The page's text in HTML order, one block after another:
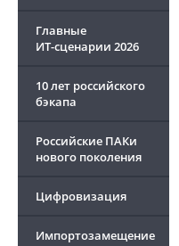
Главные
ИТ-сценарии 2026
10 лет российского
бэкапа
Российские ПАКи
нового поколения
Цифровизация
Импортозамещение